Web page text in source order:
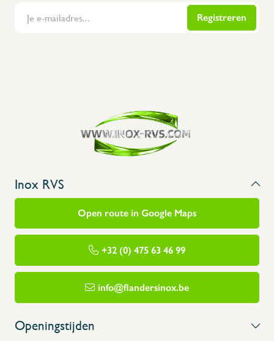
Flanders Inox | Karperstraat 6, 8400 Oostende | België | BNP Paribas Fortis:
Registreren
Inox RVS
Open route in Google Maps
+32 (0) 475 63 46 99
info@flandersinox.be
Openingstijden